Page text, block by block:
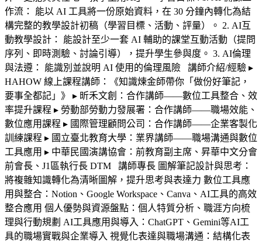
作流： 能以 AI 工具將一份原始資料，在 30 分鐘內轉化為結
構完整的教學設計初稿（學習目標、活動、評量）。 2. AI互
動教學設計： 能設計至少一套 AI 輔助的課堂互動活動（提問
序列、即時測驗、討論引導），提升學生參與度。 3. AI倫理
與法遵： 能識別並說明 AI 使用的倫理風險 講師介紹/經驗 ▸
HAHOW 線上課程講師：《知識煉金師帶你「做份好筆記，
要事全都記」》 ▸ 昕禾文創：合作講師——數位工具整合、效
率提升課程 ▸ 勞動部勞動力發展署：合作講師——職場效能、
數位應用課程 ▸ 國際管理顧問公司：合作講師——企業客製化
訓練課程 ▸ 國立臺北教育大學：業界講師——職場溝通與數位
工具應用 ▸ 中華民國演講協會：前教育副主席、昇華中文分會
前會長、J1區執行長 DTM 講師專長 圖解筆記設計與思考：
將複雜知識轉化為清晰圖解，提升思考與表達力 數位工具應
用與整合：Notion、Google Workspace、Canva、AI工具的高效
整合應用 個人優勢與資源盤點：個人特質分析、職涯方向梳
理與行動規劃 AI工具應用與導入：ChatGPT、Gemini等AI工
具的職場實戰與企業導入 視覺化表達與職場溝通：結構化表